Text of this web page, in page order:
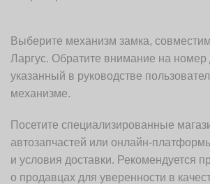
Выберите механизм замка,
Ларгус. Обратите внимание на номер
указанный в руководстве
механизме.
Посетите специализированные
автозапчастей или онлайн-
и условия доставки. Рекомендуется
о продавцах для уверенности в